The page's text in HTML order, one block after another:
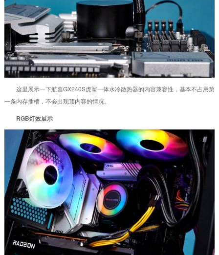
这里展示一下航嘉GX240S虎鲨一体水冷散热器的内容兼容性，基本不占用第
一条内存插槽，不会出现顶内容的情况。
RGB灯效展示